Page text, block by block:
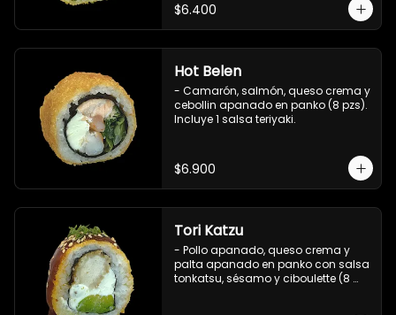
$6.400
Hot Belen
- Camarón, salmón, queso crema y
cebollin apanado en panko (8 pzs).
Incluye 1 salsa teriyaki.
$6.900
Tori Katzu
- Pollo apanado, queso crema y
palta apanado en panko con salsa
tonkatsu, sésamo y ciboulette (8